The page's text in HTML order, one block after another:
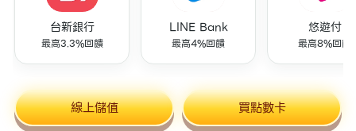
台新銀行
最高3.3%回饋
LINE Bank
最高4%回饋
悠遊付
最高8%回饋
線上儲值 買點數卡